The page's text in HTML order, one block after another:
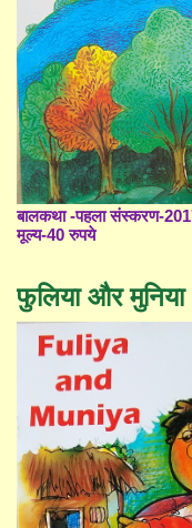
बालकथा -पहला संस्करण-
मूल्य-40 रुपये
फुलिया और मुनिया